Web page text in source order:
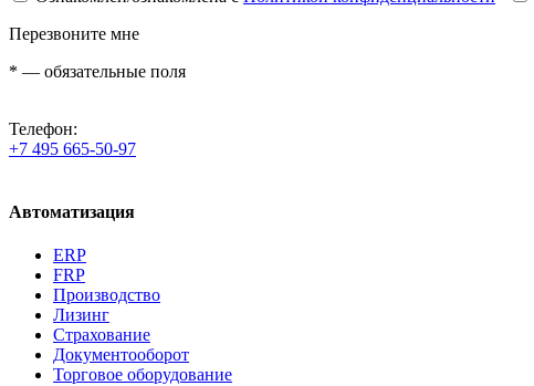
Перезвоните мне
* — обязательные поля
Телефон:
+7 495 665-50-97
Автоматизация
ERP
FRP
Производство
Лизинг
Страхование
Документооборот
Торговое оборудование